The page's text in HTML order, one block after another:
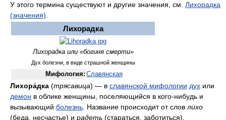
У этого термина существуют и другие значения, см. Лихорадка
(значения)
Лихорадка
Лихорадка или «богиня смерти»
Дух болезни, в виде страшной женщины
Мифология: Славянская
Лихора́дка (трясавица) — в славянской мифологии дух или
демон в облике женщины, поселяющийся в кого-нибудь и
вызывающий болезнь . Название происходит от слов лихо
(беда, несчастье) и радеть (стараться, заботиться).